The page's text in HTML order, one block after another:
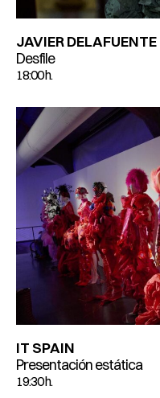
JAVIER DELAFUENTE
Desfile
18:00 h.
IT SPAIN
Presentación estática
19:30 h.